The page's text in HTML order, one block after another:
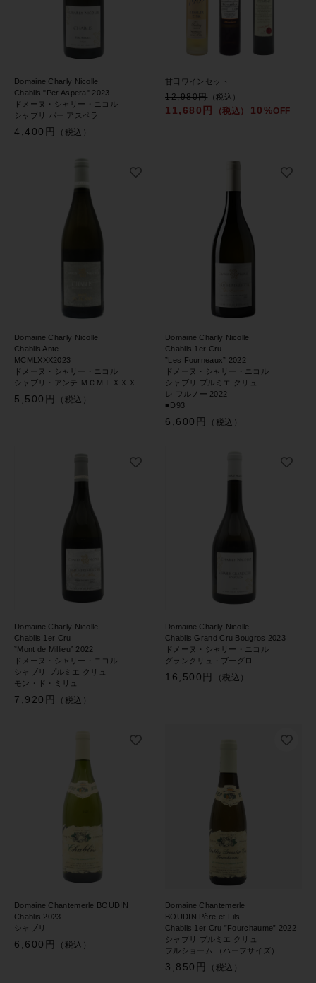
Domaine Charly Nicolle
Chablis "Per Aspera" 2023
ドメーヌ・シャリー・ニコル
シャブリ パー アスペラ
4,400円 （税込）
甘口ワインセット
12,980円（税込）
11,680円 （税込） 10%OFF
Domaine Charly Nicolle
Chablis Ante
MCMLXXX2023
ドメーヌ・シャリー・ニコル
シャブリ・アンテ ＭＣＭＬＸＸＸ
5,500円 （税込）
Domaine Charly Nicolle
Chablis 1er Cru
”Les Fourneaux” 2022
ドメーヌ・シャリー・ニコル
シャブリ プルミエ クリュ
レ フルノー 2022
■D93
6,600円 （税込）
Domaine Charly Nicolle
Chablis 1er Cru
”Mont de Millieu” 2022
ドメーヌ・シャリー・ニコル
シャブリ プルミエ クリュ
モン・ド・ミリュ
7,920円 （税込）
Domaine Charly Nicolle
Chablis Grand Cru Bougros 2023
ドメーヌ・シャリー・ニコル
グランクリュ・ブーグロ
16,500円 （税込）
Domaine Chantemerle BOUDIN
Chablis 2023
シャブリ
6,600円 （税込）
Domaine Chantemerle
BOUDIN Père et Fils
Chablis 1er Cru ”Fourchaume” 2022
シャブリ プルミエ クリュ
フルショーム （ハーフサイズ）
3,850円 （税込）